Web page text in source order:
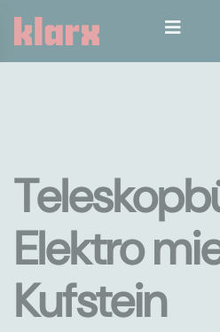
Elektro
Kufstein